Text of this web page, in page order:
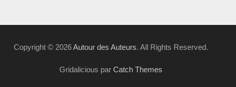
Copyright © 2026Autour des Auteurs. All Rights Reserved.
Gridalicious par Catch Themes